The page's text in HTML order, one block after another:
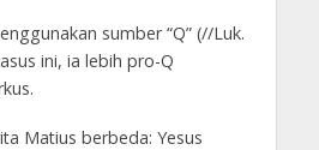
sumber “Q” (//Luk.
ini, ia lebih pro-Q
Matius berbeda: Yesus